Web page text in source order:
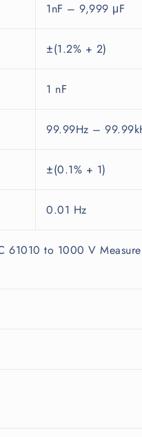
1nF – 9,999 μF
±(1.2% + 2)
1 nF
99.99Hz –
±(0.1% + 1)
0.01 Hz
to 1000 V